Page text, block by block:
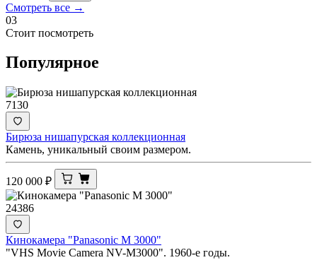
Смотреть все →
03
Стоит посмотреть
Популярное
7130
Бирюза нишапурская коллекционная
Камень, уникальный своим размером.
120 000 ₽
24386
Кинокамера "Panasonic M 3000"
"VHS Movie Camera NV-M3000". 1960-е годы.